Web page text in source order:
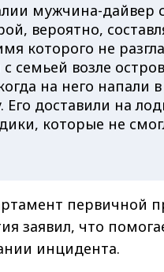
мужчина-дайвер
вероятно,
которого не
семьей возле
на него напали
доставили на
которые не
первичной
заявил, что
инцидента.